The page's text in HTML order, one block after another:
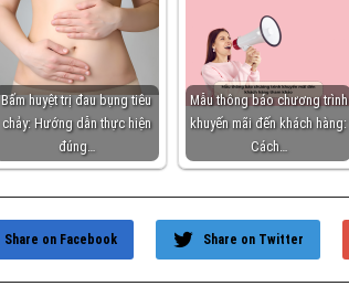
Bấm huyệt trị đau bụng tiêu
chảy: Hướng dẫn thực hiện
đúng…
Mẫu thông báo chương trình
khuyến mãi đến khách hàng:
Cách…
Share on Twitter
Share on Facebook